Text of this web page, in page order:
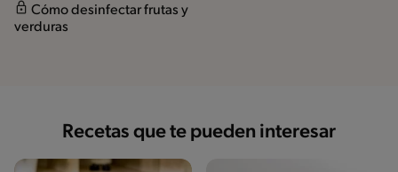
Cómo desinfectar frutas y
verduras
Recetas que te pueden interesar